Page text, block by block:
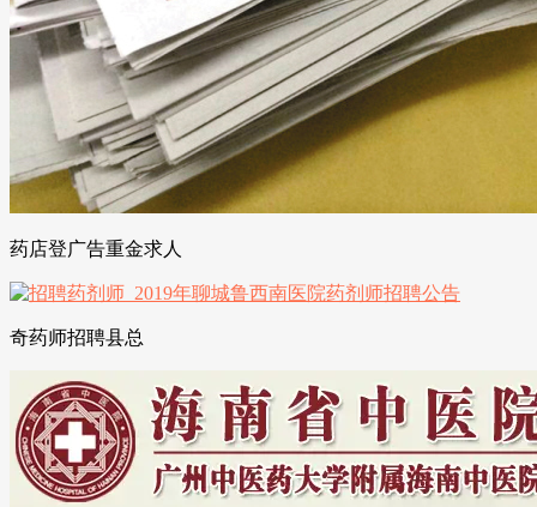
药店登广告重金求人
奇药师招聘县总